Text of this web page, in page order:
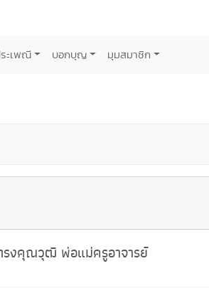
ะเพณี บอกบุญ มุมสมาชิก
รงคุณวุฒิ พ่อแม่ครูอาจารย์